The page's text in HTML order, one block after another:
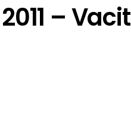
– Vacit